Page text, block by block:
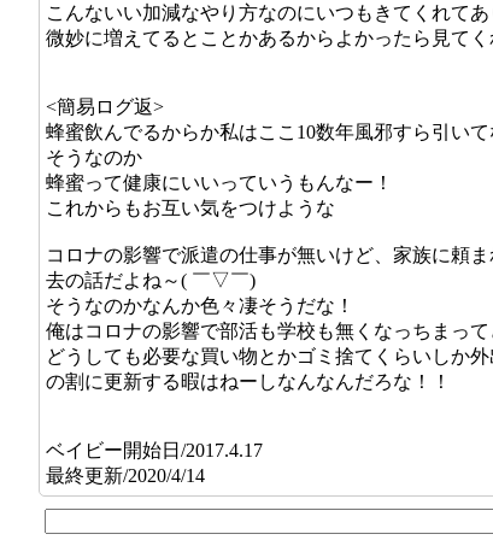
こんないい加減なやり方なのにいつもきてくれてあ
微妙に増えてるとことかあるからよかったら見てく
<簡易ログ返>
蜂蜜飲んでるからか私はここ10数年風邪すら引い
そうなのか
蜂蜜って健康にいいっていうもんなー！
これからもお互い気をつけような
コロナの影響で派遣の仕事が無いけど、家族に頼
去の話だよね～( ￣▽￣)
そうなのかなんか色々凄そうだな！
俺はコロナの影響で部活も学校も無くなっちまっ
どうしても必要な買い物とかゴミ捨てくらいしか
の割に更新する暇はねーしなんなんだろな！！
ベイビー開始日/2017.4.17
最終更新/2020/4/14